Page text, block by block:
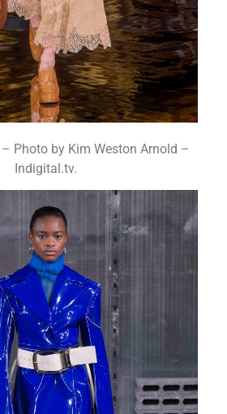
Photo by Kim Weston Arnold –
Indigital.tv.